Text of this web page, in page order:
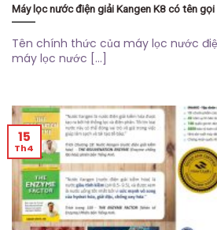
Máy lọc nước điện giải Kangen K8 có tên
Tên chính thức của máy lọc nước
máy lọc nước [...]
15
Th4